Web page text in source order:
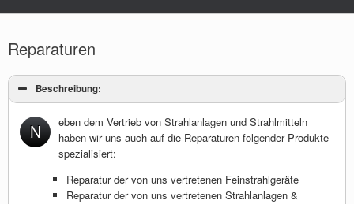
Reparaturen
Beschreibung:
N
eben dem Vertrieb von Strahlanlagen und Strahlmitteln
haben wir uns auch auf die Reparaturen folgender Produkte
spezialisiert:
Reparatur der von uns vertretenen Feinstrahlgeräte
Reparatur der von uns vertretenen Strahlanlagen &